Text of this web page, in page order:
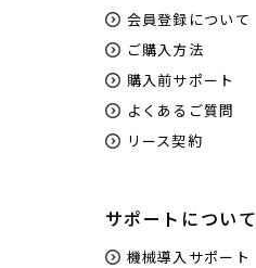
会員登録について
ご購入方法
購入前サポート
よくあるご質問
リース契約
サポートについて
機械導入サポート